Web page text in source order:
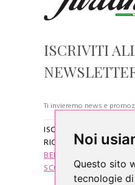
Noi
Questo sito
tecnologie
ISCRIVITI
Ti invieremo news e
ISCRIVENDOTI ALLA
RICEVERAI SUBITO IL
BENVENUTO"
SCONTO DI 5 €SUL